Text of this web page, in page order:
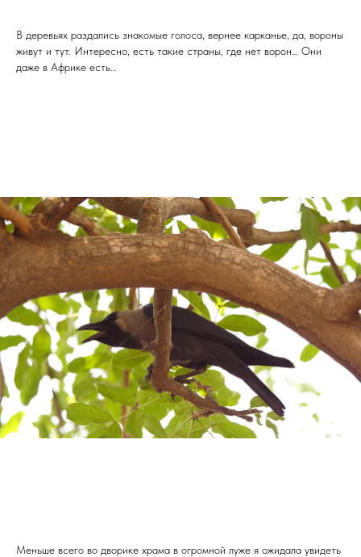
В деревьях раздались знакомые голоса, вернее карканье, да, вороны
живут и тут. Интересно, есть такие страны, где нет ворон… Они
даже в Африке есть…
Меньше всего во дворике храма в огромной луже я ожидала увидеть